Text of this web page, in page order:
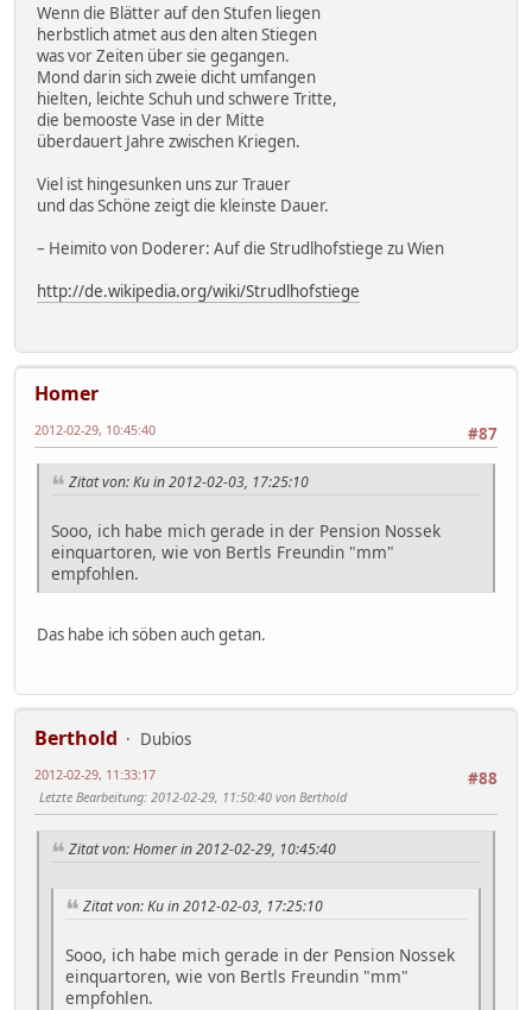
Wenn die Blätter auf den Stufen liegen
herbstlich atmet aus den alten Stiegen
was vor Zeiten über sie gegangen.
Mond darin sich zweie dicht umfangen
hielten, leichte Schuh und schwere Tritte,
die bemooste Vase in der Mitte
überdauert Jahre zwischen Kriegen.
Viel ist hingesunken uns zur Trauer
und das Schöne zeigt die kleinste Dauer.
– Heimito von Doderer: Auf die Strudlhofstiege zu Wien
http://de.wikipedia.org/wiki/Strudlhofstiege
Homer
#87
2012-02-29, 10:45:40
Zitat von: Ku in 2012-02-03, 17:25:10
Sooo, ich habe mich gerade in der Pension Nossek
einquartoren, wie von Bertls Freundin "mm"
empfohlen.
Das habe ich söben auch getan.
Berthold
Dubios
#88
2012-02-29, 11:33:17
Letzte Bearbeitung: 2012-02-29, 11:50:40 von Berthold
Zitat von: Homer in 2012-02-29, 10:45:40
Zitat von: Ku in 2012-02-03, 17:25:10
Sooo, ich habe mich gerade in der Pension Nossek
einquartoren, wie von Bertls Freundin "mm"
empfohlen.